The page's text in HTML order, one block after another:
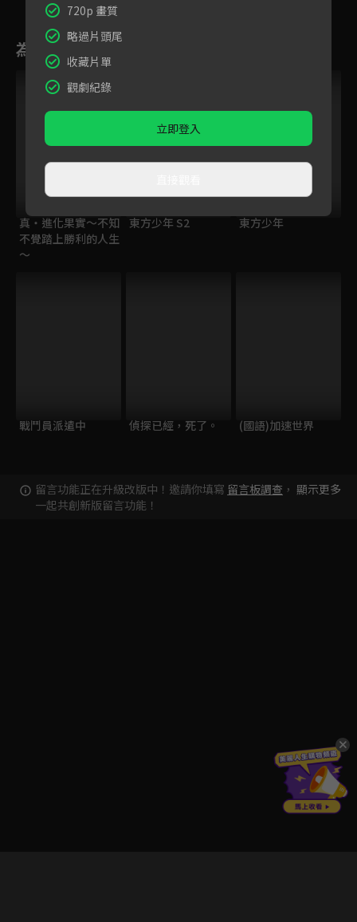
為您推薦
真・進化果實～不知
不覺踏上勝利的人生
～
東方少年 S2 東方少年
戰鬥員派遣中 偵探已經，死了。 (國語)加速世界
留言功能正在升級改版中！邀請你填寫 留言板調查 ，
一起共創新版留言功能！
顯示更多
720p 畫質
略過片頭尾
收藏片單
觀劇紀錄
立即登入